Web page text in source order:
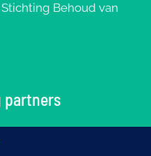
Behoud van
partners